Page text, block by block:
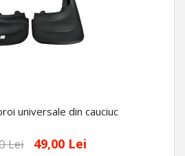
universale din cauciuc
Lei 49,00 Lei